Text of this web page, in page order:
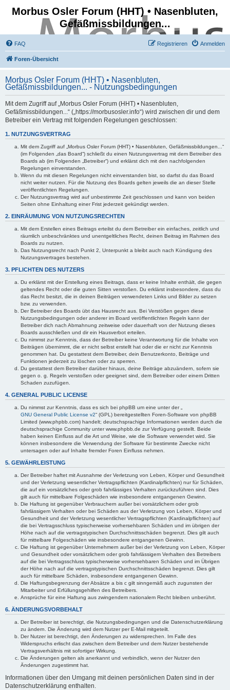
Morbus Osler Forum (HHT) • Nasenbluten,
Gefäßmissbildungen...
FAQ Anmelden
Registrieren
Foren-Übersicht
Morbus Osler Forum (HHT) • Nasenbluten,
Gefäßmissbildungen... - Nutzungsbedingungen
Mit dem Zugriff auf „Morbus Osler Forum (HHT) • Nasenbluten,
Gefäßmissbildungen...“ („https://morbusosler.info“) wird zwischen dir und dem
Betreiber ein Vertrag mit folgenden Regelungen geschlossen:
1. NUTZUNGSVERTRAG
Mit dem Zugriff auf „Morbus Osler Forum (HHT) • Nasenbluten, Gefäßmissbildungen...“
(im Folgenden „das Board“) schließt du einen Nutzungsvertrag mit dem Betreiber des
Boards ab (im Folgenden „Betreiber“) und erklärst dich mit den nachfolgenden
Regelungen einverstanden.
Wenn du mit diesen Regelungen nicht einverstanden bist, so darfst du das Board
nicht weiter nutzen. Für die Nutzung des Boards gelten jeweils die an dieser Stelle
veröffentlichten Regelungen.
Der Nutzungsvertrag wird auf unbestimmte Zeit geschlossen und kann von beiden
Seiten ohne Einhaltung einer Frist jederzeit gekündigt werden.
2. EINRÄUMUNG VON NUTZUNGSRECHTEN
Mit dem Erstellen eines Beitrags erteilst du dem Betreiber ein einfaches, zeitlich und
räumlich unbeschränktes und unentgeltliches Recht, deinen Beitrag im Rahmen des
Boards zu nutzen.
Das Nutzungsrecht nach Punkt 2, Unterpunkt a bleibt auch nach Kündigung des
Nutzungsvertrages bestehen.
3. PFLICHTEN DES NUTZERS
Du erklärst mit der Erstellung eines Beitrags, dass er keine Inhalte enthält, die gegen
geltendes Recht oder die guten Sitten verstoßen. Du erklärst insbesondere, dass du
das Recht besitzt, die in deinen Beiträgen verwendeten Links und Bilder zu setzen
bzw. zu verwenden.
Der Betreiber des Boards übt das Hausrecht aus. Bei Verstößen gegen diese
Nutzungsbedingungen oder anderer im Board veröffentlichten Regeln kann der
Betreiber dich nach Abmahnung zeitweise oder dauerhaft von der Nutzung dieses
Boards ausschließen und dir ein Hausverbot erteilen.
Du nimmst zur Kenntnis, dass der Betreiber keine Verantwortung für die Inhalte von
Beiträgen übernimmt, die er nicht selbst erstellt hat oder die er nicht zur Kenntnis
genommen hat. Du gestattest dem Betreiber, dein Benutzerkonto, Beiträge und
Funktionen jederzeit zu löschen oder zu sperren.
Du gestattest dem Betreiber darüber hinaus, deine Beiträge abzuändern, sofern sie
gegen o. g. Regeln verstoßen oder geeignet sind, dem Betreiber oder einem Dritten
Schaden zuzufügen.
4. GENERAL PUBLIC LICENSE
Du nimmst zur Kenntnis, dass es sich bei phpBB um eine unter der „
GNU General Public License v2“ (GPL) bereitgestellten Foren-Software von phpBB
Limited (www.phpbb.com) handelt; deutschsprachige Informationen werden durch die
deutschsprachige Community unter www.phpbb.de zur Verfügung gestellt. Beide
haben keinen Einfluss auf die Art und Weise, wie die Software verwendet wird. Sie
können insbesondere die Verwendung der Software für bestimmte Zwecke nicht
untersagen oder auf Inhalte fremder Foren Einfluss nehmen.
5. GEWÄHRLEISTUNG
Der Betreiber haftet mit Ausnahme der Verletzung von Leben, Körper und Gesundheit
und der Verletzung wesentlicher Vertragspflichten (Kardinalpflichten) nur für Schäden,
die auf ein vorsätzliches oder grob fahrlässiges Verhalten zurückzuführen sind. Dies
gilt auch für mittelbare Folgeschäden wie insbesondere entgangenen Gewinn.
Die Haftung ist gegenüber Verbrauchern außer bei vorsätzlichem oder grob
fahrlässigem Verhalten oder bei Schäden aus der Verletzung von Leben, Körper und
Gesundheit und der Verletzung wesentlicher Vertragspflichten (Kardinalpflichten) auf
die bei Vertragsschluss typischerweise vorhersehbaren Schäden und im übrigen der
Höhe nach auf die vertragstypischen Durchschnittsschäden begrenzt. Dies gilt auch
für mittelbare Folgeschäden wie insbesondere entgangenen Gewinn.
Die Haftung ist gegenüber Unternehmern außer bei der Verletzung von Leben, Körper
und Gesundheit oder vorsätzlichem oder grob fahrlässigem Verhalten des Betreibers
auf die bei Vertragsschluss typischerweise vorhersehbaren Schäden und im Übrigen
der Höhe nach auf die vertragstypischen Durchschnittsschäden begrenzt. Dies gilt
auch für mittelbare Schäden, insbesondere entgangenen Gewinn.
Die Haftungsbegrenzung der Absätze a bis c gilt sinngemäß auch zugunsten der
Mitarbeiter und Erfüllungsgehilfen des Betreibers.
Ansprüche für eine Haftung aus zwingendem nationalem Recht bleiben unberührt.
6. ÄNDERUNGSVORBEHALT
Der Betreiber ist berechtigt, die Nutzungsbedingungen und die Datenschutzerklärung
zu ändern. Die Änderung wird dem Nutzer per E-Mail mitgeteilt.
Der Nutzer ist berechtigt, den Änderungen zu widersprechen. Im Falle des
Widerspruchs erlischt das zwischen dem Betreiber und dem Nutzer bestehende
Vertragsverhältnis mit sofortiger Wirkung.
Die Änderungen gelten als anerkannt und verbindlich, wenn der Nutzer den
Änderungen zugestimmt hat.
Informationen über den Umgang mit deinen persönlichen Daten sind in der
Datenschutzerklärung enthalten.